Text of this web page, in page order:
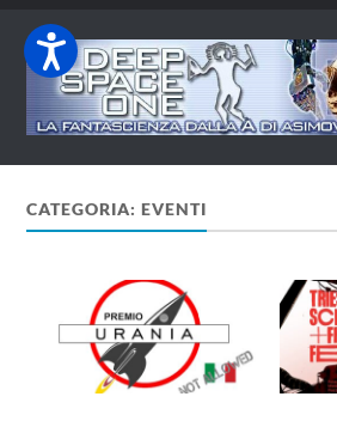
CATEGORIA:EVENTI